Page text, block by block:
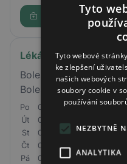
Lékárna u sv. Ludmily
Boleslavská 31/4,
Boleslav, 25001
Po
08:00 - 18:00
Út
08:00 - 18:00
St
08:00 - 18:00
Čt
08:00 - 18:00
Pá
08:00 - 18:00
Tyto
Tyto webové
ke zlepšení
našich webových
soubory cookie v
používání
NEZBYTNĚ
ANALYTIKA